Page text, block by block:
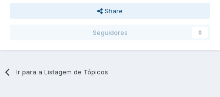
Share
Seguidores 0
Ir para a Listagem de Tópicos